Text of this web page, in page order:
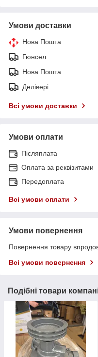
Умови доставки
Нова Пошта
Гюнсел
Нова Пошта
Делівері
Всі умови доставки
Умови оплати
Післяплата
Оплата за реквізитами
Передоплата
Всі умови оплати
Умови повернення
Повернення товару
Всі умови повернення
Подібні товари